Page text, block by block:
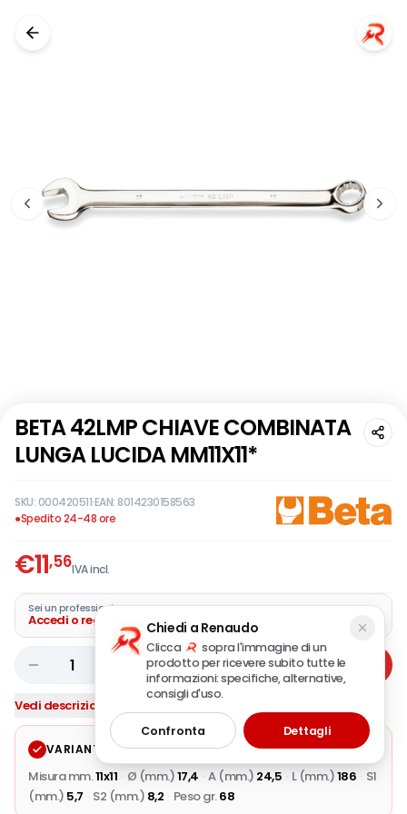
BETA 42LMP CHIAVE COMBINATA
LUNGA LUCIDA MM11X11*
SKU:000420511·EAN: 8014230158563
●Spedito 24-48 ore
€11,56IVA incl.
Sei un professionista?
Accedi o registra la tua azienda
1 Aggiungi
Vedi descrizione completa
VARIANTE SELEZIONATA Modifica
Misura mm.11x11 · Ø (mm.)17,4 · A (mm.) 24,5 · L (mm.)186 · S1
(mm.) 5,7 · S2 (mm.) 8,2 · Peso gr.68
Chiedi a Renaudo
Clicca
sopra l'immagine di un
prodotto per ricevere subito tutte le
informazioni: specifiche, alternative,
consigli d'uso.
Confronta Dettagli